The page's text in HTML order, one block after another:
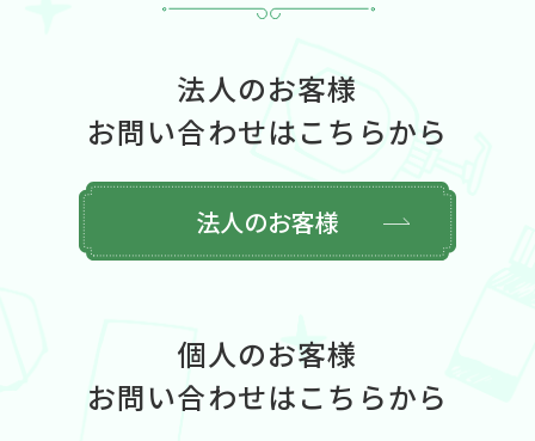
法人のお客様
お問い合わせはこちらから
法人のお客様
個人のお客様
お問い合わせはこちらから